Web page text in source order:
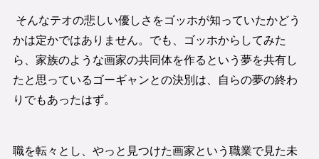
そんなテオの悲しい優しさをゴッホが知っていたかどう
かは定かではありません。でも、ゴッホからしてみた
ら、家族のような画家の共同体を作るという夢を共有し
たと思っているゴーギャンとの決別は、自らの夢の終わ
りでもあったはず。
職を転々とし、やっと見つけた画家という職業で見た未